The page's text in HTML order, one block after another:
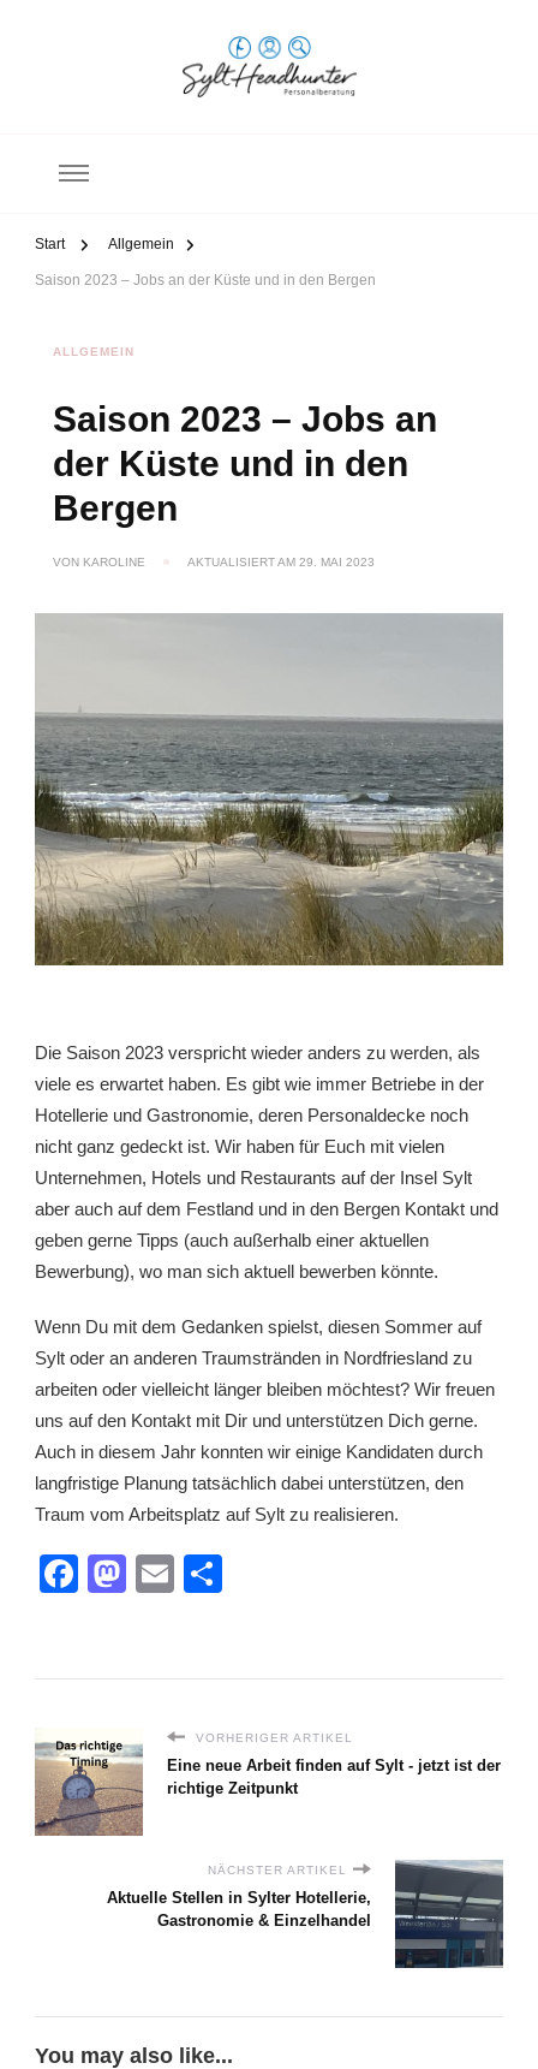
Personalberatung
Start Allgemein
Saison 2023 – Jobs an der Küste und in den Bergen
ALLGEMEIN
Saison 2023 – Jobs an
der Küste und in den
Bergen
VON KAROLINE AKTUALISIERT AM 29. MAI 2023
Die Saison 2023 verspricht wieder anders zu werden, als
viele es erwartet haben. Es gibt wie immer Betriebe in der
Hotellerie und Gastronomie, deren Personaldecke noch
nicht ganz gedeckt ist. Wir haben für Euch mit vielen
Unternehmen, Hotels und Restaurants auf der Insel Sylt
aber auch auf dem Festland und in den Bergen Kontakt und
geben gerne Tipps (auch außerhalb einer aktuellen
Bewerbung), wo man sich aktuell bewerben könnte.
Wenn Du mit dem Gedanken spielst, diesen Sommer auf
Sylt oder an anderen Traumstränden in Nordfriesland zu
arbeiten oder vielleicht länger bleiben möchtest? Wir freuen
uns auf den Kontakt mit Dir und unterstützen Dich gerne.
Auch in diesem Jahr konnten wir einige Kandidaten durch
langfristige Planung tatsächlich dabei unterstützen, den
Traum vom Arbeitsplatz auf Sylt zu realisieren.
Facebook
Mastodon
Email
VORHERIGER ARTIKEL
Eine neue Arbeit finden auf Sylt - jetzt ist der
richtige Zeitpunkt
NÄCHSTER ARTIKEL
Aktuelle Stellen in Sylter Hotellerie,
Gastronomie & Einzelhandel
You may also like...